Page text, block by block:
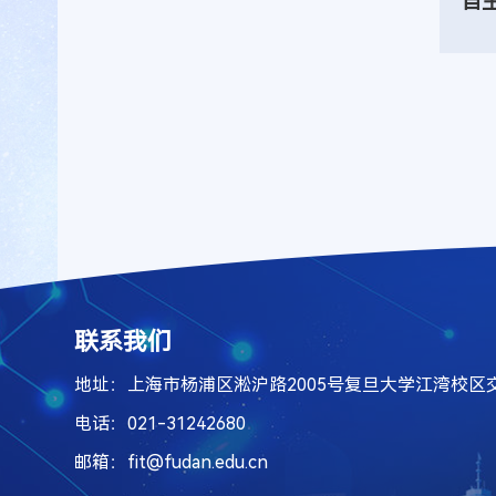
联系我们
地址：上海市杨浦区淞沪路2005号复旦大学江湾校区
电话：021-31242680
邮箱：fit@fudan.edu.cn